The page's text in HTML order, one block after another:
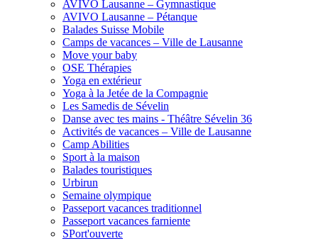
AVIVO Lausanne – Gymnastique
AVIVO Lausanne – Pétanque
Balades Suisse Mobile
Camps de vacances – Ville de Lausanne
Move your baby
OSE Thérapies
Yoga en extérieur
Yoga à la Jetée de la Compagnie
Les Samedis de Sévelin
Danse avec tes mains - Théâtre Sévelin 36
Activités de vacances – Ville de Lausanne
Camp Abilities
Sport à la maison
Balades touristiques
Urbirun
Semaine olympique
Passeport vacances traditionnel
Passeport vacances farniente
SPort'ouverte